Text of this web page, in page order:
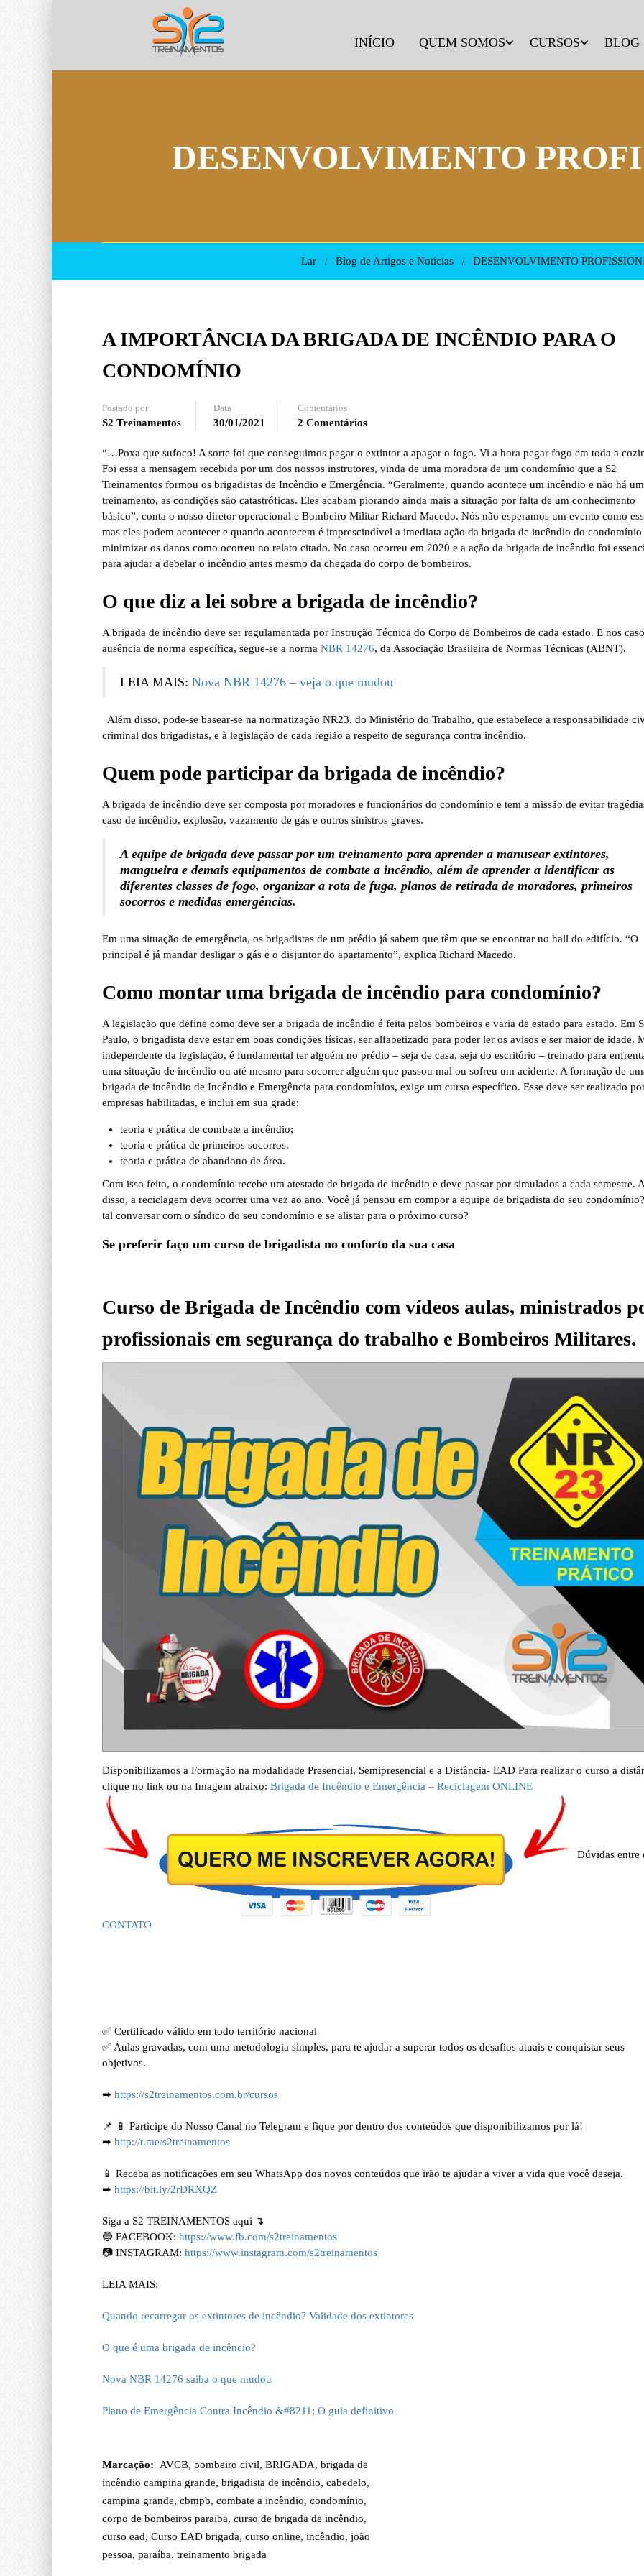
INÍCIO QUEM SOMOS CURSOS BLOG
DESENVOLVIMENTO
Lar Blog de Artigos e Notícias DESENVOLVIMENTO
A IMPORTÂNCIA DA BRIGADA DE INCÊNDIO PARA O
CONDOMÍNIO
Postado por
S2 Treinamentos
Data
30/01/2021
Comentários
2 Comentários
“…Poxa que sufoco! A sorte foi que conseguimos pegar o extintor a apagar o fogo. Vi a hora pegar fogo em toda a
Foi essa a mensagem recebida por um dos nossos instrutores, vinda de uma moradora de um condomínio que a S2
Treinamentos formou os brigadistas de Incêndio e Emergência. “Geralmente, quando acontece um incêndio e não há um
treinamento, as condições são catastróficas. Eles acabam piorando ainda mais a situação por falta de um conhecimento
básico”, conta o nosso diretor operacional e Bombeiro Militar Richard Macedo. Nós não esperamos um evento como
mas eles podem acontecer e quando acontecem é imprescindível a imediata ação da brigada de incêndio do condomínio
minimizar os danos como ocorreu no relato citado. No caso ocorreu em 2020 e a ação da brigada de incêndio foi
para ajudar a debelar o incêndio antes mesmo da chegada do corpo de bombeiros.
O que diz a lei sobre a brigada de incêndio?
A brigada de incêndio deve ser regulamentada por Instrução Técnica do Corpo de Bombeiros de cada estado. E nos
ausência de norma específica, segue-se a norma NBR 14276, da Associação Brasileira de Normas Técnicas (ABNT).
LEIA MAIS: Nova NBR 14276 – veja o que mudou
Além disso, pode-se basear-se na normatização NR23, do Ministério do Trabalho, que estabelece a responsabilidade
criminal dos brigadistas, e à legislação de cada região a respeito de segurança contra incêndio.
Quem pode participar da brigada de incêndio?
A brigada de incêndio deve ser composta por moradores e funcionários do condomínio e tem a missão de evitar
caso de incêndio, explosão, vazamento de gás e outros sinistros graves.
A equipe de brigada deve passar por um treinamento para aprender a manusear extintores,
mangueira e demais equipamentos de combate a incêndio, além de aprender a identificar as
diferentes classes de fogo, organizar a rota de fuga, planos de retirada de moradores, primeiros
socorros e medidas emergências.
Em uma situação de emergência, os brigadistas de um prédio já sabem que têm que se encontrar no hall do edifício. “O
principal é já mandar desligar o gás e o disjuntor do apartamento”, explica Richard Macedo.
Como montar uma brigada de incêndio para condomínio?
A legislação que define como deve ser a brigada de incêndio é feita pelos bombeiros e varia de estado para estado. Em
Paulo, o brigadista deve estar em boas condições físicas, ser alfabetizado para poder ler os avisos e ser maior de idade.
independente da legislação, é fundamental ter alguém no prédio – seja de casa, seja do escritório – treinado para
uma situação de incêndio ou até mesmo para socorrer alguém que passou mal ou sofreu um acidente. A formação de
brigada de incêndio de Incêndio e Emergência para condomínios, exige um curso específico. Esse deve ser realizado
empresas habilitadas, e inclui em sua grade:
teoria e prática de combate a incêndio;
teoria e prática de primeiros socorros.
teoria e prática de abandono de área.
Com isso feito, o condomínio recebe um atestado de brigada de incêndio e deve passar por simulados a cada semestre.
disso, a reciclagem deve ocorrer uma vez ao ano. Você já pensou em compor a equipe de brigadista do seu
tal conversar com o síndico do seu condomínio e se alistar para o próximo curso?
Se preferir faço um curso de brigadista no conforto da sua casa
Curso de Brigada de Incêndio com vídeos aulas, ministrados
profissionais em segurança do trabalho e Bombeiros Militares.
Disponibilizamos a Formação na modalidade Presencial, Semipresencial e a Distância- EAD Para realizar o curso a
clique no link ou na Imagem abaixo: Brigada de Incêndio e Emergência – Reciclagem ONLINE
Dúvidas entre
CONTATO
✅ Certificado válido em todo território nacional
✅ Aulas gravadas, com uma metodologia simples, para te ajudar a superar todos os desafios atuais e conquistar seus
objetivos.
➡ https://s2treinamentos.com.br/cursos
📌
📱 Participe do Nosso Canal no Telegram e fique por dentro dos conteúdos que disponibilizamos por lá!
➡ http://t.me/s2treinamentos
📱 Receba as notificações em seu WhatsApp dos novos conteúdos que irão te ajudar a viver a vida que você deseja.
➡ https://bit.ly/2rDRXQZ
Siga a S2 TREINAMENTOS aqui ↴
🔵 FACEBOOK: https://www.fb.com/s2treinamentos
📷 INSTAGRAM: https://www.instagram.com/s2treinamentos
LEIA MAIS:
Quando recarregar os extintores de incêndio? Validade dos extintores
O que é uma brigada de incêncio?
Nova NBR 14276 saiba o que mudou
Plano de Emergência Contra Incêndio &#8211; O guia definitivo
Marcação: AVCB, bombeiro civil, BRIGADA, brigada de
incêndio campina grande, brigadista de incêndio, cabedelo,
campina grande, cbmpb, combate a incêndio, condomínio,
corpo de bombeiros paraiba, curso de brigada de incêndio,
curso ead, Curso EAD brigada, curso online, incêndio, joão
pessoa, paraíba, treinamento brigada